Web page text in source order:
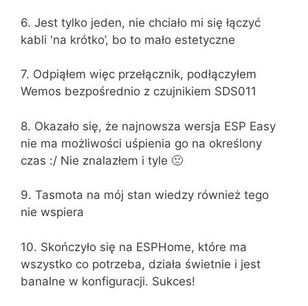
6. Jest tylko jeden, nie chciało mi się łączyć
kabli 'na krótko’, bo to mało estetyczne
7. Odpiąłem więc przełącznik, podłączyłem
Wemos bezpośrednio z czujnikiem SDS011
8. Okazało się, że najnowsza wersja ESP Easy
nie ma możliwości uśpienia go na określony
czas :/ Nie znalazłem i tyle 🙁
9. Tasmota na mój stan wiedzy również tego
nie wspiera
10. Skończyło się na ESPHome, które ma
wszystko co potrzeba, działa świetnie i jest
banalne w konfiguracji. Sukces!